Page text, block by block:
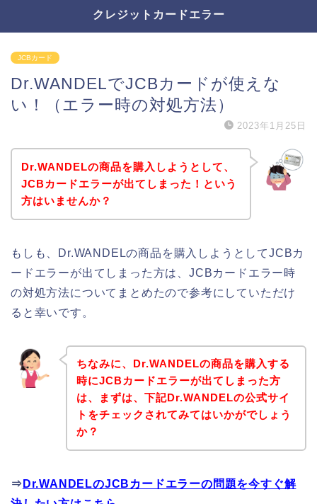
クレジットカードエラー
JCBカード
Dr.WANDELでJCBカードが使えな
い！（エラー時の対処方法）
2023年1月25日
Dr.WANDELの商品を購入しようとして、
JCBカードエラーが出てしまった！という
方はいませんか？
もしも、Dr.WANDELの商品を購入しようとしてJCBカ
ードエラーが出てしまった方は、JCBカードエラー時
の対処方法についてまとめたので参考にしていただけ
ると幸いです。
ちなみに、Dr.WANDELの商品を購入する
時にJCBカードエラーが出てしまった方
は、まずは、下記Dr.WANDELの公式サイ
トをチェックされてみてはいかがでしょう
か？
⇒ Dr.WANDELのJCBカードエラーの問題を今すぐ解